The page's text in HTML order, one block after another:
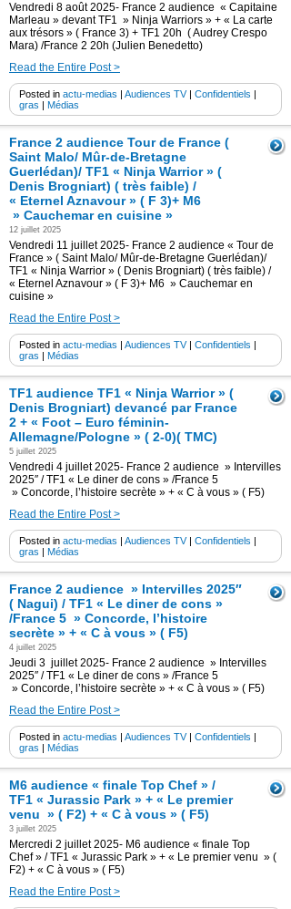
Vendredi 8 août 2025- France 2 audience « Capitaine
Marleau » devant TF1 » Ninja Warriors » + « La carte
aux trésors » ( France 3) + TF1 20h ( Audrey Crespo
Mara) /France 2 20h (Julien Benedetto)
Read the Entire Post >
Posted in actu-medias | Audiences TV| Confidentiels |
gras | Médias
France 2 audience Tour de France (
Saint Malo/ Mûr-de-Bretagne
Guerlédan)/ TF1 « Ninja Warrior » (
Denis Brogniart) ( très faible) /
« Eternel Aznavour » ( F 3)+ M6
» Cauchemar en cuisine »
12 juillet 2025
Vendredi 11 juillet 2025- France 2 audience « Tour de
France » ( Saint Malo/ Mûr-de-Bretagne Guerlédan)/
TF1 « Ninja Warrior » ( Denis Brogniart) ( très faible) /
« Eternel Aznavour » ( F 3)+ M6 » Cauchemar en
cuisine »
Read the Entire Post >
Posted in actu-medias | Audiences TV| Confidentiels |
gras | Médias
TF1 audience TF1 « Ninja Warrior » (
Denis Brogniart) devancé par France
2 + « Foot – Euro féminin-
Allemagne/Pologne » ( 2-0)( TMC)
5 juillet 2025
Vendredi 4 juillet 2025- France 2 audience » Intervilles
2025″ / TF1 « Le diner de cons » /France 5
» Concorde, l’histoire secrète » + « C à vous » ( F5)
Read the Entire Post >
Posted in actu-medias | Audiences TV| Confidentiels |
gras | Médias
France 2 audience » Intervilles 2025″
( Nagui) / TF1 « Le diner de cons »
/France 5 » Concorde, l’histoire
secrète » + « C à vous » ( F5)
4 juillet 2025
Jeudi 3 juillet 2025- France 2 audience » Intervilles
2025″ / TF1 « Le diner de cons » /France 5
» Concorde, l’histoire secrète » + « C à vous » ( F5)
Read the Entire Post >
Posted in actu-medias | Audiences TV| Confidentiels |
gras | Médias
M6 audience « finale Top Chef » /
TF1 « Jurassic Park » + « Le premier
venu » ( F2) + « C à vous » ( F5)
3 juillet 2025
Mercredi 2 juillet 2025- M6 audience « finale Top
Chef » / TF1 « Jurassic Park » + « Le premier venu » (
F2) + « C à vous » ( F5)
Read the Entire Post >